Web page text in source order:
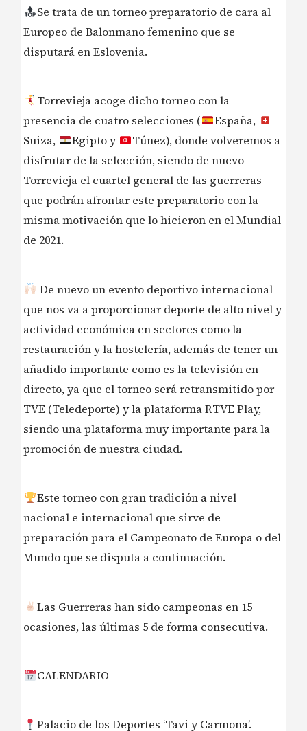
Se trata de un torneo preparatorio de cara al
Europeo de Balonmano femenino que se
disputará en Eslovenia.
Torrevieja acoge dicho torneo con la
presencia de cuatro selecciones (
España,
Suiza,
Egipto y
Túnez), donde volveremos a
disfrutar de la selección, siendo de nuevo
Torrevieja el cuartel general de las guerreras
que podrán afrontar este preparatorio con la
misma motivación que lo hicieron en el Mundial
de 2021.
De nuevo un evento deportivo internacional
que nos va a proporcionar deporte de alto nivel y
actividad económica en sectores como la
restauración y la hostelería, además de tener un
añadido importante como es la televisión en
directo, ya que el torneo será retransmitido por
TVE (Teledeporte) y la plataforma RTVE Play,
siendo una plataforma muy importante para la
promoción de nuestra ciudad.
Este torneo con gran tradición a nivel
nacional e internacional que sirve de
preparación para el Campeonato de Europa o del
Mundo que se disputa a continuación.
Las Guerreras han sido campeonas en 15
ocasiones, las últimas 5 de forma consecutiva.
CALENDARIO
Palacio de los Deportes ‘Tavi y Carmona’.